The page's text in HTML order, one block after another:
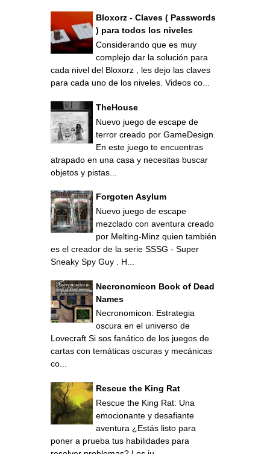
Bloxorz - Claves ( Passwords
) para todos los niveles
Considerando que es muy
complejo dar la solución para
cada nivel del Bloxorz , les dejo las claves
para cada uno de los niveles. Videos co...
TheHouse
Nuevo juego de escape de
terror creado por GameDesign.
En este juego te encuentras
atrapado en una casa y necesitas buscar
objetos y pistas...
Forgoten Asylum
Nuevo juego de escape
mezclado con aventura creado
por Melting-Minz quien también
es el creador de la serie SSSG - Super
Sneaky Spy Guy . H...
Necronomicon Book of Dead
Names
Necronomicon: Estrategia
oscura en el universo de
Lovecraft Si sos fanático de los juegos de
cartas con temáticas oscuras y mecánicas
co...
Rescue the King Rat
Rescue the King Rat: Una
emocionante y desafiante
aventura ¿Estás listo para
poner a prueba tus habilidades para